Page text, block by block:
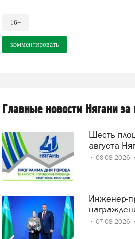
16+
комментировать
Главные новости Нягани
Шесть площадок, этномода и концерт Дмитрия Колдуна. 15
августа
08-08-2026
Инженер-проектировщик Тамара Нохрина из Нягани
07-08-2026